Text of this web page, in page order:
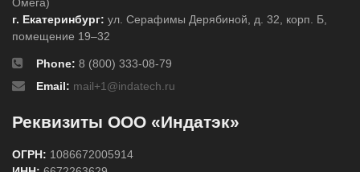
г. Екатеринбург: ул. Серафимы Дерябиной, д. 32, корп. Б,
помещение 19–32
Phone: 8 (800) 333-08-79
Email: mail+1@indatech.ru
Реквизиты ООО «Индатэк»
ОГРН: 1086672005914